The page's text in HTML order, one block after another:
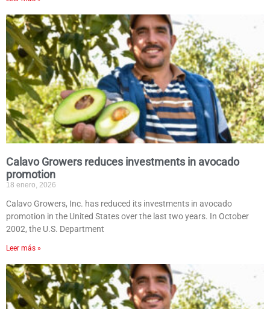
Calavo Growers reduces investments in avocado
promotion
18 enero, 2026
Calavo Growers, Inc. has reduced its investments in avocado
promotion in the United States over the last two years. In October
2002, the U.S. Department
Leer más »